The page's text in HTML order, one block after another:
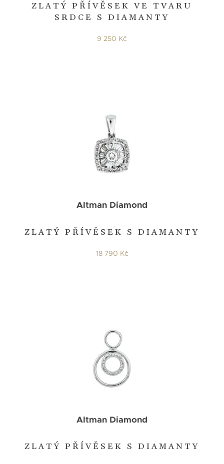
ZLATÝ PŘÍVĚSEK VE TVARU
SRDCE S DIAMANTY
9 250 Kč
ZLATÝ PŘÍVĚSEK S DIAMANTY
Altman Diamond
18 790 Kč
ZLATÝ PŘÍVĚSEK S DIAMANTY
Altman Diamond